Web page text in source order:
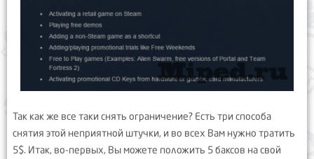
Так как же все таки снять ограничение? Есть три способа
снятия этой неприятной штучки, и во всех Вам нужно тратить
5$. Итак, во-первых, Вы можете положить 5 баксов на свой